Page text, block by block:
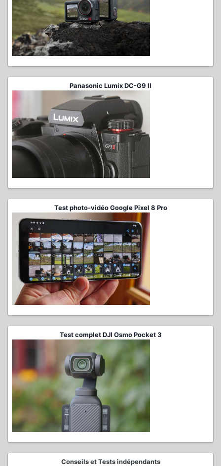
Panasonic Lumix DC-G9 II
Test photo-vidéo Google Pixel 8 Pro
Test complet DJI Osmo Pocket 3
Conseils et Tests indépendants